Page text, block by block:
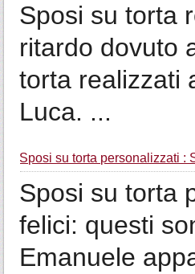
Sposi su torta
ritardo dovuto
torta realizzati
Luca. ...
Sposi su torta personalizzati :
Sposi su torta
felici: questi
Emanuele